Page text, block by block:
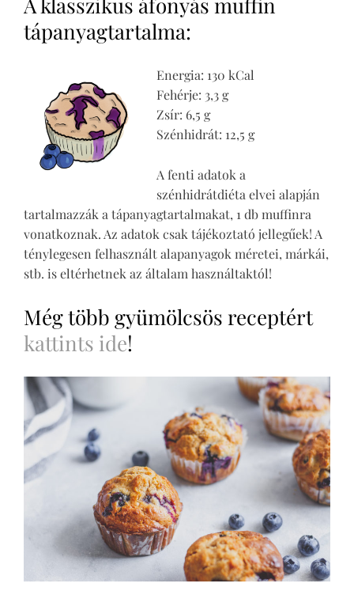
tápanyagtartalma:
Energia: 130 kCal
Fehérje: 3,3 g
Zsír: 6,5 g
Szénhidrát: 12,5 g
A fenti adatok a
szénhidrátdiéta elvei alapján
tartalmazzák a tápanyagtartalmakat, 1 db muffinra
vonatkoznak. Az adatok csak tájékoztató jellegűek! A
ténylegesen felhasznált alapanyagok méretei, márkái,
stb. is eltérhetnek az általam használtaktól!
Még több gyümölcsös receptért
kattints ide!